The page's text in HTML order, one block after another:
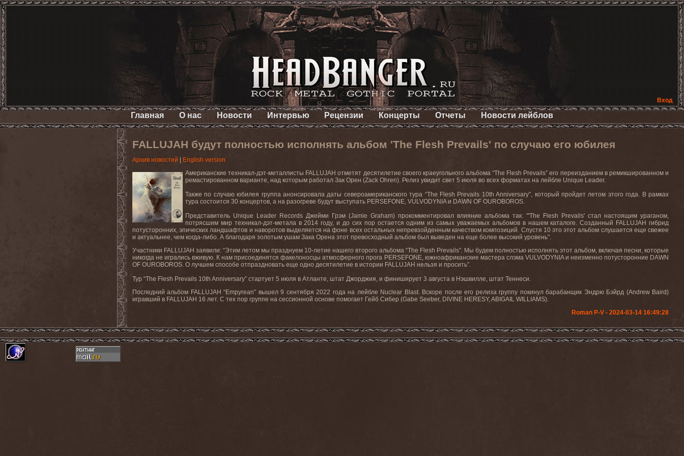
Вход
Главная О нас Новости Интервью Рецензии Концерты Отчеты Новости лейблов
FALLUJAH будут полностью исполнять альбом 'The Flesh Prevails' по случаю его юбилея
Архив новостей
English version
Американские техникал-дэт-металлисты FALLUJAH отметят десятилетие своего краеугольного альбома “The Flesh Prevails” его переизданием в ремикшированном и
ремастированном варианте, над которым работал Зак Орен (Zack Ohren). Релиз увидит свет 5 июля во всех форматах на лейбле Unique Leader.
Также по случаю юбилея группа анонсировала даты североамериканского тура “The Flesh Prevails 10th Anniversary”, который пройдет летом этого года. В рамках
тура состоится 30 концертов, а на разогреве будут выступать PERSEFONE, VULVODYNIA и DAWN OF OUROBOROS.
Представитель Unique Leader Records Джейми Грэм (Jamie Graham) прокомментировал влияние альбома так: "'The Flesh Prevails' стал настоящим ураганом,
потрясшим мир техникал-дэт-метала в 2014 году, и до сих пор остается одним из самых уважаемых альбомов в нашем каталоге. Созданный FALLUJAH гибрид
потусторонних, эпических ландшафтов и наворотов выделяется на фоне всех остальных непревзойденным качеством композиций. Спустя 10 это этот альбом слушается еще свежее
и актуальнее, чем когда-либо. А благодаря золотым ушам Зака Орена этот превосходный альбом был выведен на еще более высокий уровень".
Участники FALLUJAH заявили: “Этим летом мы празднуем 10-летие нашего второго альбома “The Flesh Prevails”. Мы будем полностью исполнять этот альбом, включая песни, которые
никогда не игрались вживую. К нам присоединятся факелоносцы атмосферного прога PERSEFONE, южноафриканские мастера слэма VULVODYNIA и неизменно потусторонние DAWN
OF OUROBOROS. О лучшем способе отпраздновать еще одно десятилетие в истории FALLUJAH нельзя и просить”.
Тур “The Flesh Prevails 10th Anniversary” стартует 5 июля в Атланте, штат Джорджия, и финиширует 3 августа в Нэшвилле, штат Теннеси.
Последний альбом FALLUJAH “Empyrean” вышел 9 сентября 2022 года на лейбле Nuclear Blast. Вскоре после его релиза группу покинул барабанщик Эндрю Бэйрд (Andrew Baird)
игравший в FALLUJAH 16 лет. С тех пор группе на сессионной основе помогает Гейб Сибер (Gabe Seeber, DIVINE HERESY, ABIGAIL WILLIAMS).
Roman P-V - 2024-03-14 16:49:28